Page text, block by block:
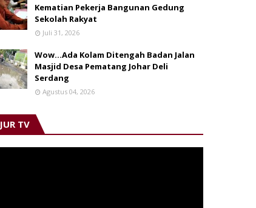
Kematian Pekerja Bangunan Gedung
Sekolah Rakyat
Juli 31, 2026
Wow...Ada Kolam Ditengah Badan Jalan
Masjid Desa Pematang Johar Deli
Serdang
Agustus 04, 2026
TV